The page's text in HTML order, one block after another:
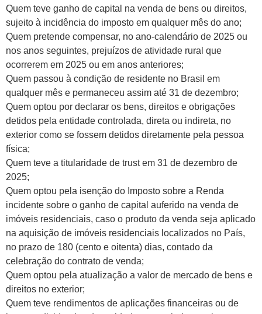
Quem teve ganho de capital na venda de bens ou direitos,
sujeito à incidência do imposto em qualquer mês do ano;
Quem pretende compensar, no ano-calendário de 2025 ou
nos anos seguintes, prejuízos de atividade rural que
ocorrerem em 2025 ou em anos anteriores;
Quem passou à condição de residente no Brasil em
qualquer mês e permaneceu assim até 31 de dezembro;
Quem optou por declarar os bens, direitos e obrigações
detidos pela entidade controlada, direta ou indireta, no
exterior como se fossem detidos diretamente pela pessoa
física;
Quem teve a titularidade de trust em 31 de dezembro de
2025;
Quem optou pela isenção do Imposto sobre a Renda
incidente sobre o ganho de capital auferido na venda de
imóveis residenciais, caso o produto da venda seja aplicado
na aquisição de imóveis residenciais localizados no País,
no prazo de 180 (cento e oitenta) dias, contado da
celebração do contrato de venda;
Quem optou pela atualização a valor de mercado de bens e
direitos no exterior;
Quem teve rendimentos de aplicações financeiras ou de